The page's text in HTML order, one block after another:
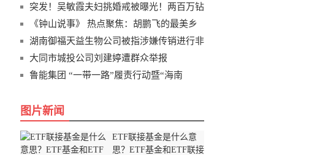
突发！吴敏霞夫妇挑婚戒被曝光！两百万钻
《钟山说事》 热点聚焦：胡鹏飞的最美乡
湖南御福天益生物公司被指涉嫌传销进行非
大同市城投公司刘建婷遭群众举报
鲁能集团 “一带一路”履责行动暨“海南
图片新闻
ETF联接基金是什么意
思？ETF基金和ETF联接